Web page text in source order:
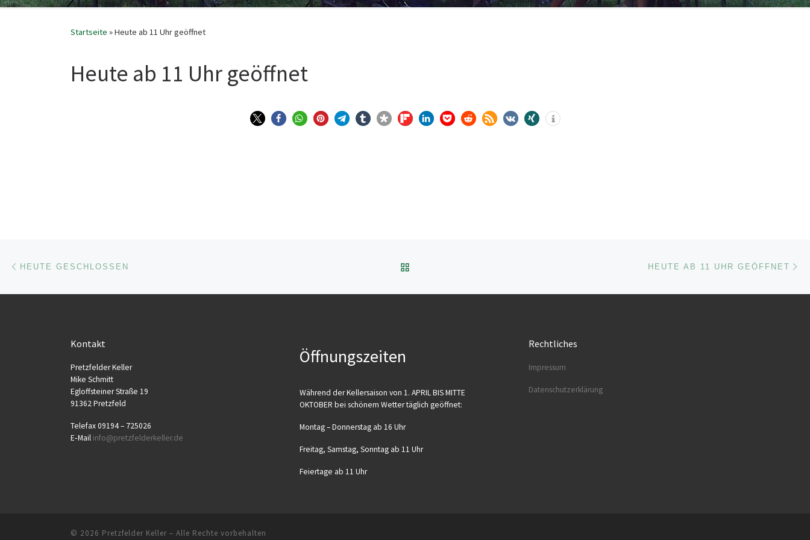
Startseite »Heute ab 11 Uhr geöffnet
Heute ab 11 Uhr geöffnet
Beitragsnavigation
HEUTE GESCHLOSSEN HEUTE AB 11 UHR GEÖFFNET
Kontakt
Pretz­fel­der Keller
Mike Schmitt
Egloff­stei­ner Stra­ße 19
91362 Pretzfeld
Tele­fax 09194 – 725026
E‑Mail info@​pretzfelderkeller.​de
Öffnungszeiten
Wäh­rend der Kel­ler­sai­son von 1. APRIL BIS MITTE
OKTOBER bei schö­nem Wet­ter täg­lich geöffnet:
Mon­tag – Don­ners­tag ab 16 Uhr
Frei­tag, Sams­tag, Sonn­tag ab 11 Uhr
Fei­er­ta­ge ab 11 Uhr
Rechtliches
Impres­sum
Daten­schutz­er­klä­rung
© 2026 Pretzfelder Keller – Alle Rechte vorbehalten